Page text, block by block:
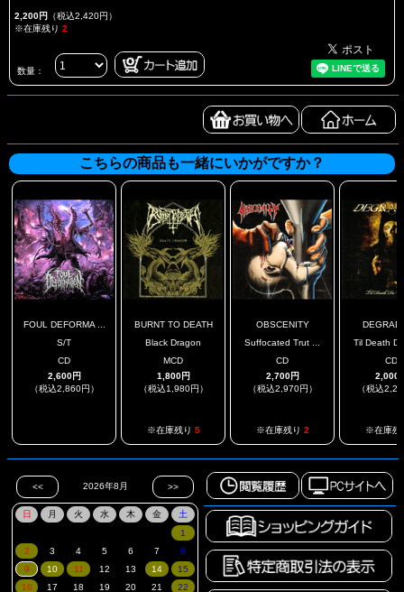
2,200円 （税込2,420円）
※在庫残り 2
数量：
こちらの商品も一緒にいかがですか？
FOUL DEFORMA ...
S/T
CD
2,600円
（税込2,860円）
BURNT TO DEATH
Black Dragon
MCD
1,800円
（税込1,980円）
※在庫残り 5
OBSCENITY
Suffocated Trut ...
CD
2,700円
（税込2,970円）
※在庫残り 2
Til Death
CD
2,000
（税込
※在庫残